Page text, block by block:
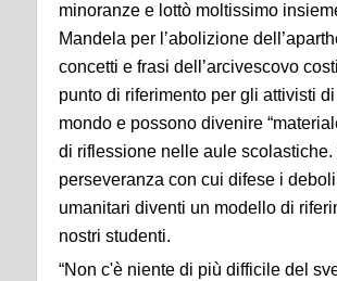
minoranze e lottò moltissimo
Mandela per l’abolizione
concetti e frasi dell’arcivescovo
punto di riferimento per gli attivisti di
mondo e possono divenire
di riflessione nelle aule scolastiche.
perseveranza con cui difese i
umanitari diventi un modello di
nostri studenti.
“Non c'è niente di più difficile del